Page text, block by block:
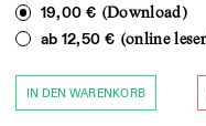
19,00 € (Download)
ab 12,50 € (online
IN DEN WARENKORB